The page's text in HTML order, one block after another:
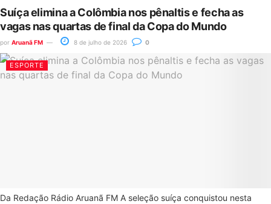
Suíça elimina a Colômbia nos pênaltis e fecha as
vagas nas quartas de final da Copa do Mundo
por Aruanã FM 8 de julho de 2026 0
ESPORTE
Da Redação Rádio Aruanã FM A seleção suíça conquistou nesta